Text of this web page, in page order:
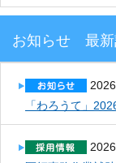
お知らせ 最新
「わろうて」